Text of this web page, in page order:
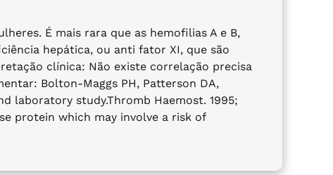
É mais rara que as hemofilias A e B,
hepática, ou anti fator XI, que são
clínica: Não existe correlação precisa
Bolton-Maggs PH, Patterson DA,
laboratory study.Thromb Haemost. 1995;
protein which may involve a risk of